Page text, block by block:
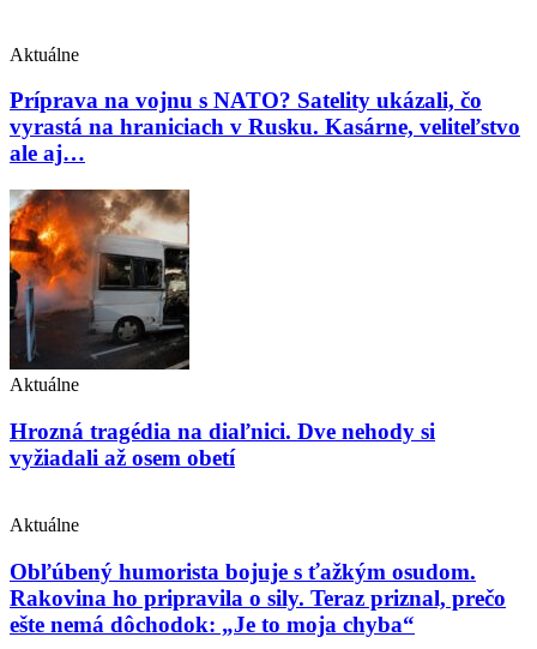
Aktuálne
Príprava na vojnu s NATO? Satelity ukázali, čo
vyrastá na hraniciach v Rusku. Kasárne, veliteľstvo
ale aj…
Aktuálne
Hrozná tragédia na diaľnici. Dve nehody si
vyžiadali až osem obetí
Aktuálne
Obľúbený humorista bojuje s ťažkým osudom.
Rakovina ho pripravila o sily. Teraz priznal, prečo
ešte nemá dôchodok: „Je to moja chyba“